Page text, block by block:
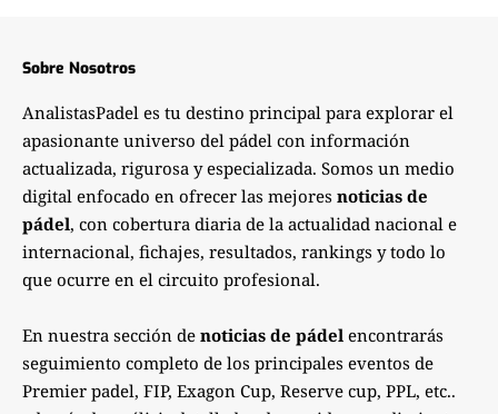
Sobre Nosotros
AnalistasPadel es tu destino principal para explorar el
apasionante universo del pádel con información
actualizada, rigurosa y especializada. Somos un medio
digital enfocado en ofrecer las mejores noticias de
pádel, con cobertura diaria de la actualidad nacional e
internacional, fichajes, resultados, rankings y todo lo
que ocurre en el circuito profesional.
En nuestra sección de noticias de pádel encontrarás
seguimiento completo de los principales eventos de
Premier padel, FIP, Exagon Cup, Reserve cup, PPL, etc..